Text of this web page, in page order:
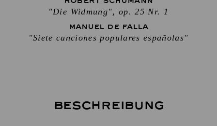
"Die Widmung", op. 25 Nr. 1
MANUEL DE FALLA
"Siete canciones populares españolas"
Beschreibung